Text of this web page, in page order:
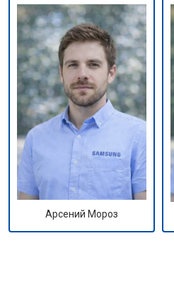
Арсений Мороз